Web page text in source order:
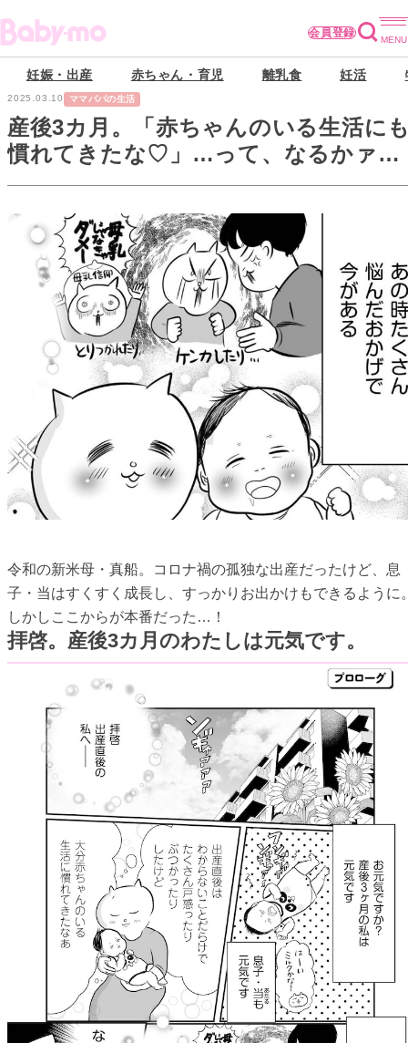
会員登録
妊娠・出産 赤ちゃん・育児 離乳食 妊活
2025.03.10 ママパパの生活
産後3カ月。「赤ちゃんのいる生活に
慣れてきたな♡」…って、なるかァァ
ァーーー！！【正しいお母さんってな
令和の新米母・真船。コロナ禍の孤独な出産だったけど、息
子・当はすくすく成長し、すっかりお出かけもできるように
しかしここからが本番だった…！
拝啓。産後3カ月のわたしは元気です。